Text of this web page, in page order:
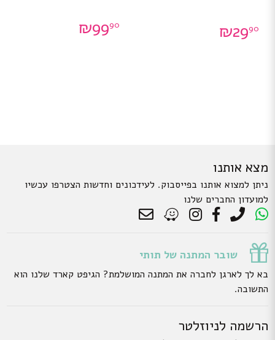
₪2990
₪9990
מצא אותנו
ניתן למצוא אותנו בפייסבוק. לעידכונים וחדשות הצטרפו עכשיו
למועדון החברים שלנו
שובר המתנה של תותי
בא לך לארגן לחברה את המתנה המושלמת? הגיפט קארד שלנו הוא
התשובה.
הרשמה לניוזלטר